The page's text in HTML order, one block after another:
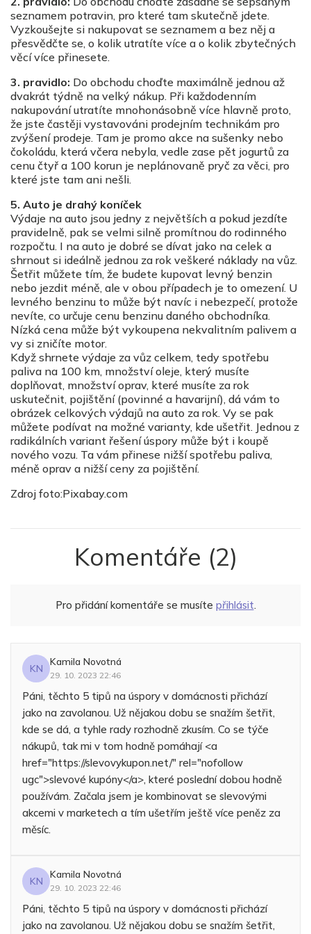
seznamem potravin, pro které tam skutečně jdete.
Vyzkoušejte si nakupovat se seznamem a bez něj a
přesvědčte se, o kolik utratíte více a o kolik zbytečných
věcí více přinesete.
3. pravidlo: Do obchodu choďte maximálně jednou až
dvakrát týdně na velký nákup. Při každodenním
nakupování utratíte mnohonásobně více hlavně proto,
že jste častěji vystavováni prodejním technikám pro
zvýšení prodeje. Tam je promo akce na sušenky nebo
čokoládu, která včera nebyla, vedle zase pět jogurtů za
cenu čtyř a 100 korun je neplánovaně pryč za věci, pro
které jste tam ani nešli.
5. Auto je drahý koníček
Výdaje na auto jsou jedny z největších a pokud jezdíte
pravidelně, pak se velmi silně promítnou do rodinného
rozpočtu. I na auto je dobré se dívat jako na celek a
shrnout si ideálně jednou za rok veškeré náklady na vůz.
Šetřit můžete tím, že budete kupovat levný benzin
nebo jezdit méně, ale v obou případech je to omezení. U
levného benzinu to může být navíc i nebezpečí, protože
nevíte, co určuje cenu benzinu daného obchodníka.
Nízká cena může být vykoupena nekvalitním palivem a
vy si zničíte motor.
Když shrnete výdaje za vůz celkem, tedy spotřebu
paliva na 100 km, množství oleje, který musíte
doplňovat, množství oprav, které musíte za rok
uskutečnit, pojištění (povinné a havarijní), dá vám to
obrázek celkových výdajů na auto za rok. Vy se pak
můžete podívat na možné varianty, kde ušetřit. Jednou z
radikálních variant řešení úspory může být i koupě
nového vozu. Ta vám přinese nižší spotřebu paliva,
méně oprav a nižší ceny za pojištění.
Zdroj foto:Pixabay.com
Komentáře (2)
Pro přidání komentáře se musíte přihlásit.
KN
Kamila Novotná
29. 10. 2023 22:46
Páni, těchto 5 tipů na úspory v domácnosti přichází
jako na zavolanou. Už nějakou dobu se snažím šetřit,
kde se dá, a tyhle rady rozhodně zkusím. Co se týče
nákupů, tak mi v tom hodně pomáhají <a
href="https://slevovykupon.net/" rel="nofollow
ugc">slevové kupóny</a>, které poslední dobou hodně
používám. Začala jsem je kombinovat se slevovými
akcemi v marketech a tím ušetřím ještě více peněz za
měsíc.
KN
Kamila Novotná
29. 10. 2023 22:46
Páni, těchto 5 tipů na úspory v domácnosti přichází
jako na zavolanou. Už nějakou dobu se snažím šetřit,